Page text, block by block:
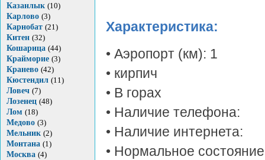
Казанлык (10)
Карлово (3)
Карнобат (21)
Китен (32)
Кошарица (44)
Крайморие (3)
Кранево (42)
Кюстендил (11)
Ловеч (7)
Лозенец (48)
Лом (18)
Медово (3)
Мельник (2)
Монтана (1)
Москва (4)
Характеристика:
• Аэропорт (км): 1
• кирпич
• В горах
• Наличие телефона:
• Наличие интернета:
• Нормальное состояние